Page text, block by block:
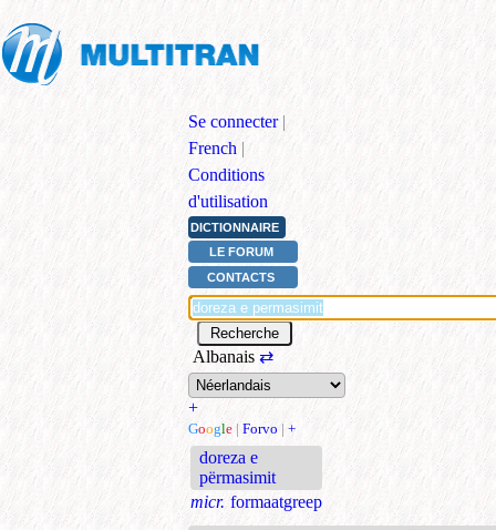
Se connecter |
French |
Conditions
d'utilisation
DICTIONNAIRE
LE FORUM
CONTACTS
Albanais ⇄
+
Google | Forvo | +
doreza e
përmasimit
micr. formaatgreep